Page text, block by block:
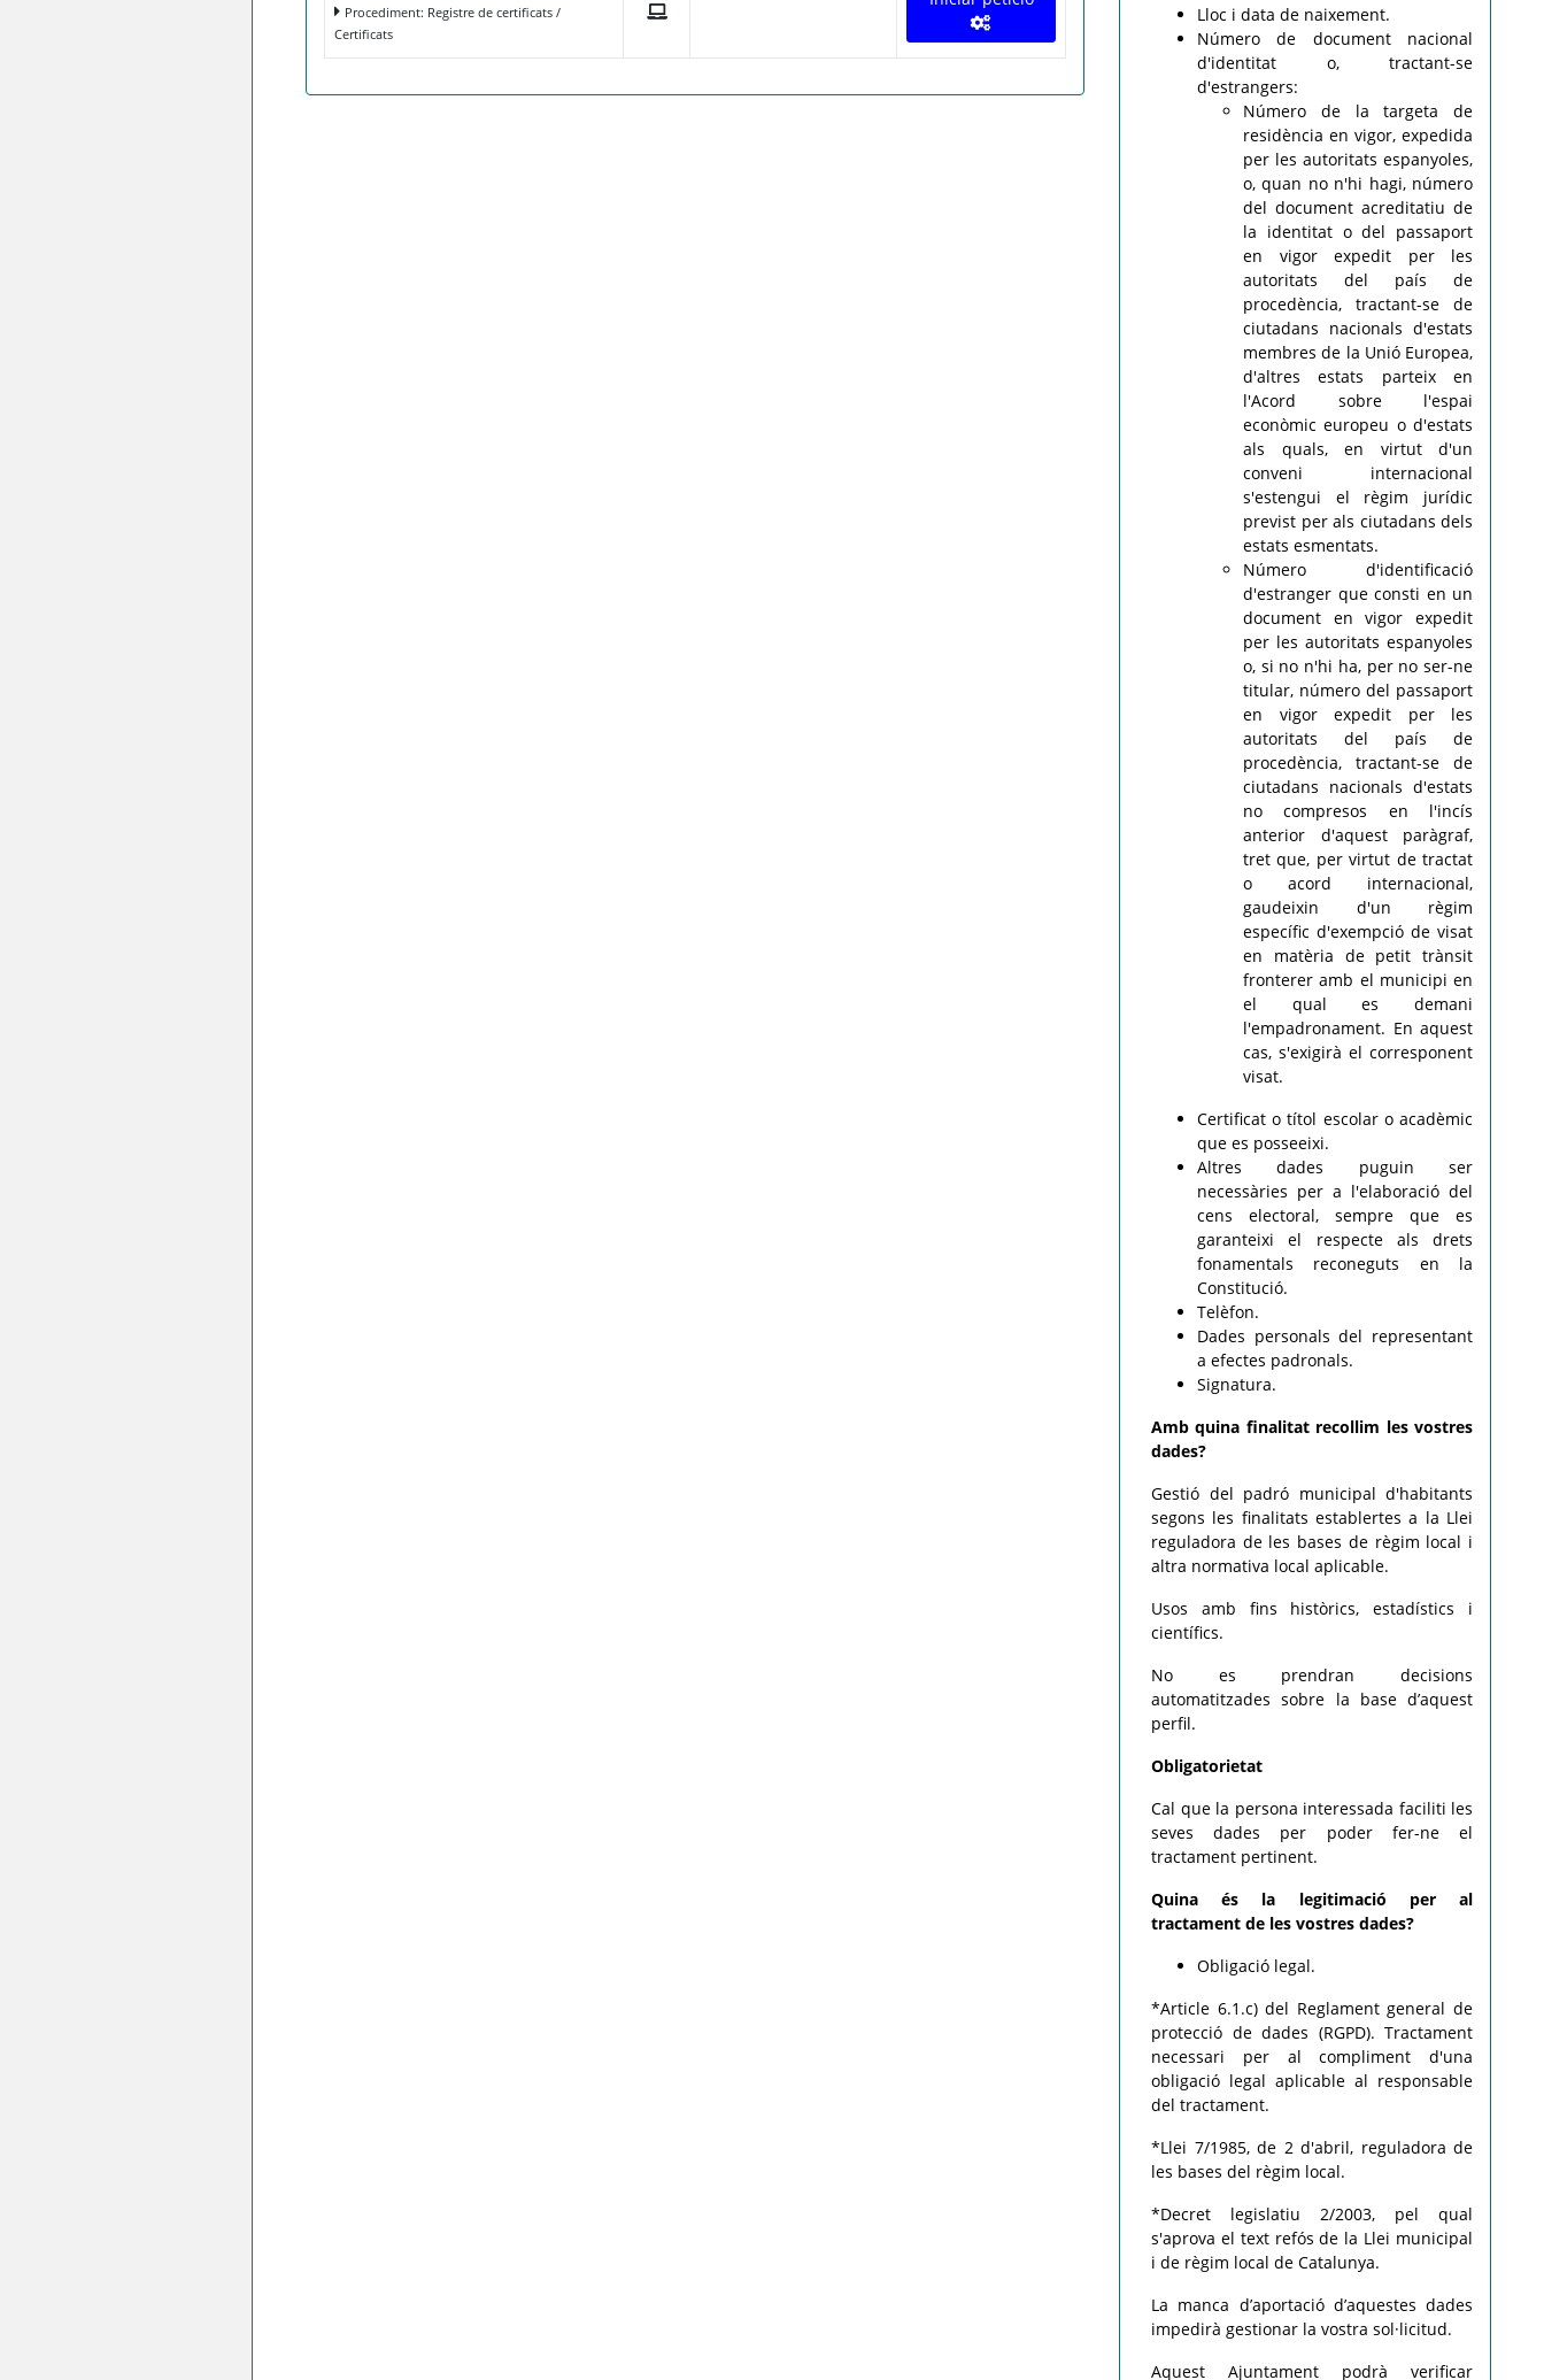
Procediment: Registre de certificats /
Certificats
Lloc i data de naixement.
Número de document nacional
d'identitat o, tractant-se
d'estrangers:
Número de la targeta de
residència en vigor, expedida
per les autoritats espanyoles,
o, quan no n'hi hagi, número
del document acreditatiu de
la identitat o del passaport
en vigor expedit per les
autoritats del país de
procedència, tractant-se de
ciutadans nacionals d'estats
membres de la Unió Europea,
d'altres estats parteix en
l'Acord sobre l'espai
econòmic europeu o d'estats
als quals, en virtut d'un
conveni internacional
s'estengui el règim jurídic
previst per als ciutadans dels
estats esmentats.
Número d'identificació
d'estranger que consti en un
document en vigor expedit
per les autoritats espanyoles
o, si no n'hi ha, per no ser-ne
titular, número del passaport
en vigor expedit per les
autoritats del país de
procedència, tractant-se de
ciutadans nacionals d'estats
no compresos en l'incís
anterior d'aquest paràgraf,
tret que, per virtut de tractat
o acord internacional,
gaudeixin d'un règim
específic d'exempció de visat
en matèria de petit trànsit
fronterer amb el municipi en
el qual es demani
l'empadronament. En aquest
cas, s'exigirà el corresponent
visat.
Certificat o títol escolar o acadèmic
que es posseeixi.
Altres dades puguin ser
necessàries per a l'elaboració del
cens electoral, sempre que es
garanteixi el respecte als drets
fonamentals reconeguts en la
Constitució.
Telèfon.
Dades personals del representant
a efectes padronals.
Signatura.
Amb quina finalitat recollim les vostres
dades?
Gestió del padró municipal d'habitants
segons les finalitats establertes a la Llei
reguladora de les bases de règim local i
altra normativa local aplicable.
Usos amb fins històrics, estadístics i
científics.
No es prendran decisions
automatitzades sobre la base d’aquest
perfil.
Obligatorietat
Cal que la persona interessada faciliti les
seves dades per poder fer-ne el
tractament pertinent.
Quina és la legitimació per al
tractament de les vostres dades?
Obligació legal.
*Article 6.1.c) del Reglament general de
protecció de dades (RGPD). Tractament
necessari per al compliment d'una
obligació legal aplicable al responsable
del tractament.
*Llei 7/1985, de 2 d'abril, reguladora de
les bases del règim local.
*Decret legislatiu 2/2003, pel qual
s'aprova el text refós de la Llei municipal
i de règim local de Catalunya.
La manca d’aportació d’aquestes dades
impedirà gestionar la vostra sol·licitud.
Aquest Ajuntament podrà verificar